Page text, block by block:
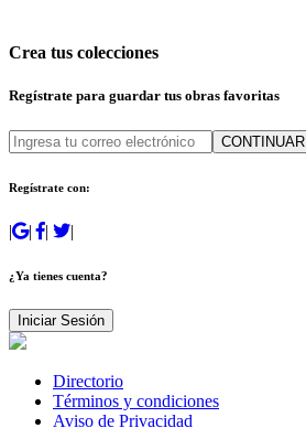
Crea tus colecciones
Regístrate para guardar tus obras favoritas
CONTINUAR
Regístrate con:
| | | |
¿Ya tienes cuenta?
Iniciar Sesión
Directorio
Términos y condiciones
Aviso de Privacidad